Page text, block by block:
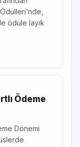
ödüle layık
Ödeme
Dönemi